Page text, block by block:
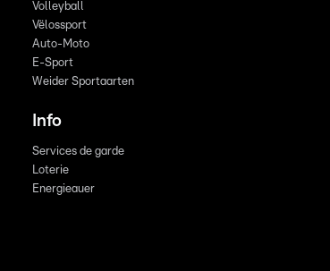
Volleyball
Vëlossport
Auto-Moto
E-Sport
Weider Sportaarten
Info
Services de garde
Loterie
Energieauer